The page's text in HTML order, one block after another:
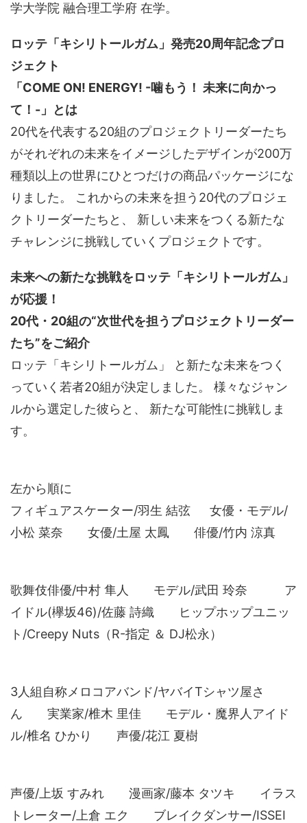
学大学院 融合理工学府 在学。
ロッテ「キシリトールガム」発売20周年記念プロ
ジェクト
「COME ON! ENERGY! -噛もう！ 未来に向かっ
て！-」とは
20代を代表する20組のプロジェクトリーダーたち
がそれぞれの未来をイメージしたデザインが200万
種類以上の世界にひとつだけの商品パッケージにな
りました。 これからの未来を担う20代のプロジェ
クトリーダーたちと、 新しい未来をつくる新たな
チャレンジに挑戦していくプロジェクトです。
未来への新たな挑戦をロッテ「キシリトールガム」
が応援！
20代・20組の“次世代を担うプロジェクトリーダー
たち”をご紹介
ロッテ「キシリトールガム」 と新たな未来をつく
っていく若者20組が決定しました。 様々なジャン
ルから選定した彼らと、 新たな可能性に挑戦しま
す。
左から順に
フィギュアスケーター/羽生 結弦 女優・モデル/
小松 菜奈 女優/土屋 太鳳 俳優/竹内 涼真
歌舞伎俳優/中村 隼人 モデル/武田 玲奈 ア
イドル(欅坂46)/佐藤 詩織 ヒップホップユニッ
ト/Creepy Nuts（R-指定 ＆ DJ松永）
3人組自称メロコアバンド/ヤバイTシャツ屋さ
ん 実業家/椎木 里佳 モデル・魔界人アイド
ル/椎名 ひかり 声優/花江 夏樹
声優/上坂 すみれ 漫画家/藤本 タツキ イラス
トレーター/上倉 エク ブレイクダンサー/ISSEI